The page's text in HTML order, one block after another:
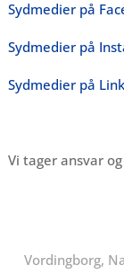
Sydmedier på
Sydmedier på
Sydmedier på
Vi tager ansvar
Vordingborg,